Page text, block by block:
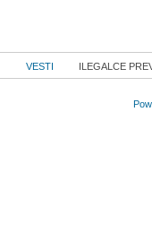
VESTI ILEGALCE